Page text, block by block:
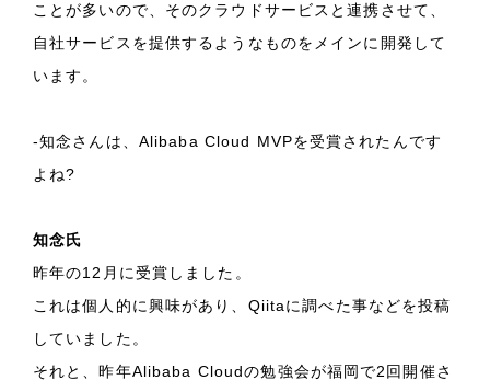
ことが多いので、そのクラウドサービスと連携させて、
自社サービスを提供するようなものをメインに開発して
います。
-知念さんは、Alibaba Cloud MVPを受賞されたんです
よね?
知念氏
昨年の12月に受賞しました。
これは個人的に興味があり、Qiitaに調べた事などを投稿
していました。
それと、昨年Alibaba Cloudの勉強会が福岡で2回開催さ